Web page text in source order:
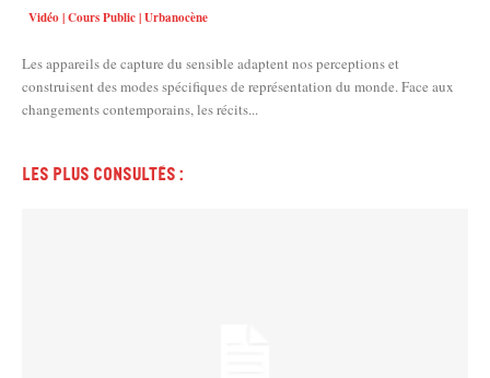
Vidéo | Cours Public | Urbanocène
Les appareils de capture du sensible adaptent nos perceptions et
construisent des modes spécifiques de représentation du monde. Face aux
changements contemporains, les récits...
Les plus consultés :